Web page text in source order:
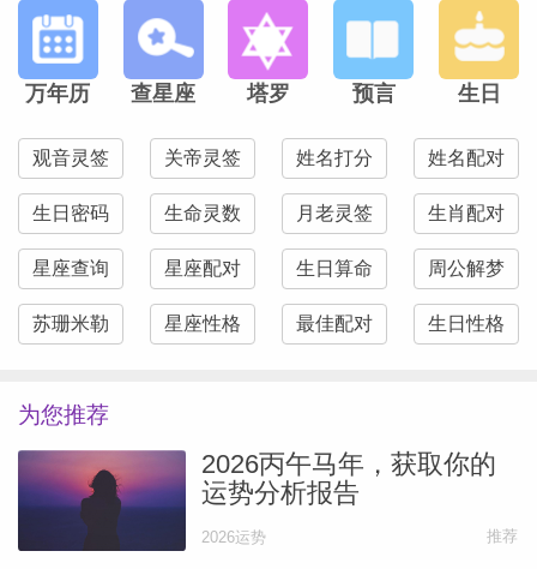
万年历 查星座 塔罗 预言 生日
观音灵签 关帝灵签 姓名打分 姓名配对
生日密码 生命灵数 月老灵签 生肖配对
星座查询 星座配对 生日算命 周公解梦
苏珊米勒 星座性格 最佳配对 生日性格
为您推荐
2026丙午马年，获取你的
运势分析报告
2026运势 推荐